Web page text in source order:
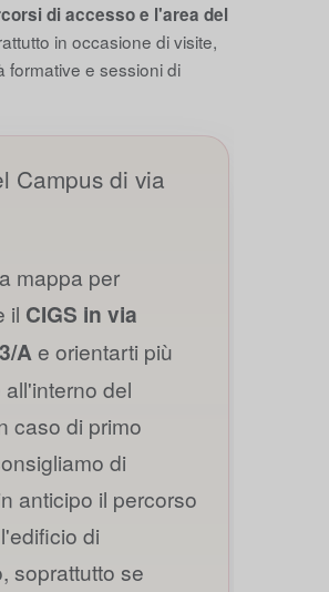
di accesso e l'area del
in occasione di visite,
formative e sessioni di
Campus di via
mappa per
il CIGS in via
A e orientarti più
del
caso di primo
di
anticipo il percorso
di
soprattutto se